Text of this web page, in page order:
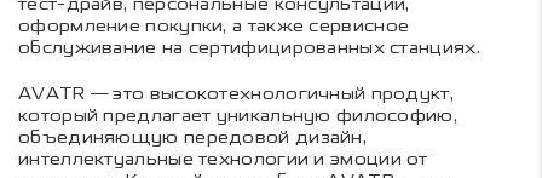
оформление покупки, а также сервисное
обслуживание на сертифицированных станциях.
AVATR — это высокотехнологичный продукт,
который предлагает уникальную философию,
объединяющую передовой дизайн,
интеллектуальные технологии и эмоции от